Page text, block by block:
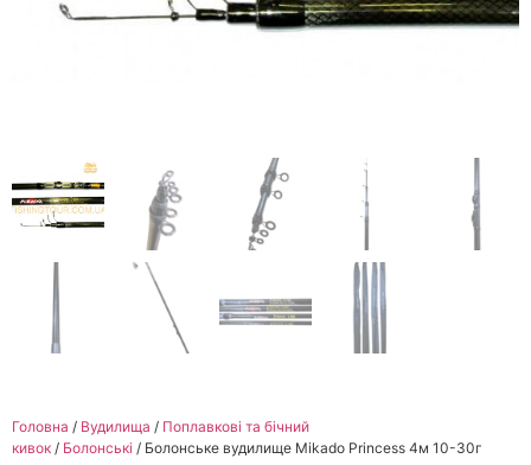
Головна / Вудилища / Поплавкові та бічний
кивок / Болонські / Болонське вудилище Mikado Princess 4м 10-30г